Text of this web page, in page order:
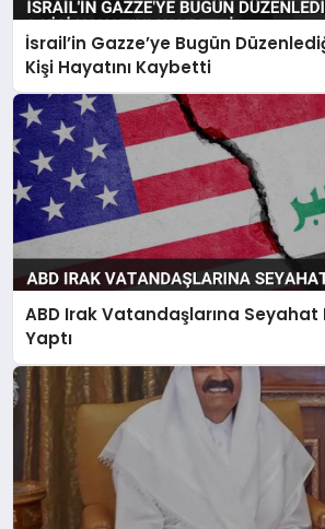
İsrail’in Gazze’ye Bugün
Kişi Hayatını Kaybetti
ABD Irak Vatandaşlarına Seyahat
Yaptı